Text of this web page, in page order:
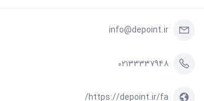
info@depoint.ir
۰۲۱۳۳۳۳۷۹۴۸
https://depoint.ir/fa/